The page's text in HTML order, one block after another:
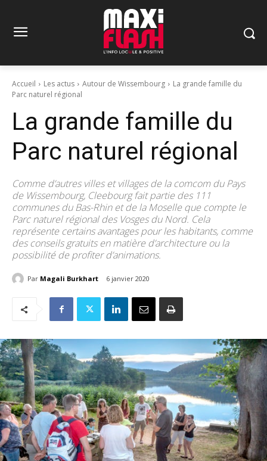
Accueil Les actus Autour de Wissembourg
La grande famille du
Parc naturel régional
La grande famille du
Parc naturel régional
Comme d’autres villes et villages de la comcom du Pays
de Wissembourg, Cleebourg fait partie des 111
communes du Bas-Rhin et de la Moselle que compte le
Parc naturel régional des Vosges du Nord. Cela
représente certains avantages pour les habitants, comme
des conseils gratuits en matière d’architecture ou la
possibilité de profiter d’animations.
Par Magali Burkhart 6 janvier 2020